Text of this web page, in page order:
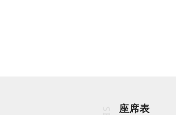
座席表